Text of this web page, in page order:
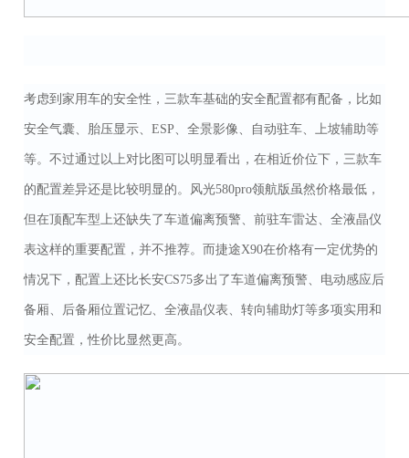
考虑到家用车的安全性，三款车基础的安全配置都有配备，比如
安全气囊、胎压显示、ESP、全景影像、自动驻车、上坡辅助等
等。不过通过以上对比图可以明显看出，在相近价位下，三款车
的配置差异还是比较明显的。风光580pro领航版虽然价格最低，
但在顶配车型上还缺失了车道偏离预警、前驻车雷达、全液晶仪
表这样的重要配置，并不推荐。而捷途X90在价格有一定优势的
情况下，配置上还比长安CS75多出了车道偏离预警、电动感应后
备厢、后备厢位置记忆、全液晶仪表、转向辅助灯等多项实用和
安全配置，性价比显然更高。